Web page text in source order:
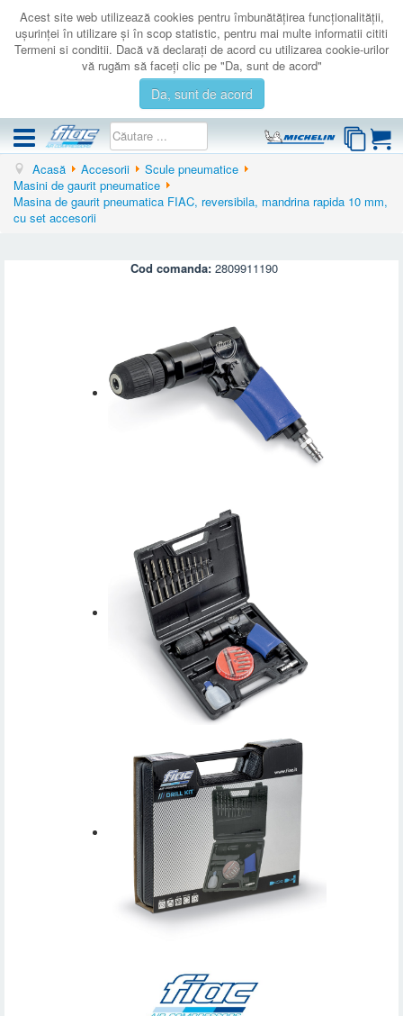
Acest site web utilizează cookies pentru îmbunătăţirea funcţionalităţii,
uşurinţei în utilizare şi în scop statistic, pentru mai multe informatii cititi
Termeni si conditii. Dacă vă declaraţi de acord cu utilizarea cookie-urilor
vă rugăm să faceţi clic pe "Da, sunt de acord"
Da, sunt de acord
COMPRESOARE
ACCESORII
AUTENTIFICARE
Acasă Accesorii
Scule pneumatice
Masini de gaurit pneumatice
Masina de gaurit pneumatica FIAC, reversibila, mandrina rapida 10 mm,
cu set accesorii
Cod comanda: 2809911190